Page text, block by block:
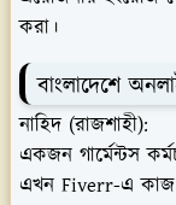
করা।
বাংলাদেশে
নাহিদ (রাজশাহী):
একজন গার্মেন্টস
এখন Fiverr-এ কাজ